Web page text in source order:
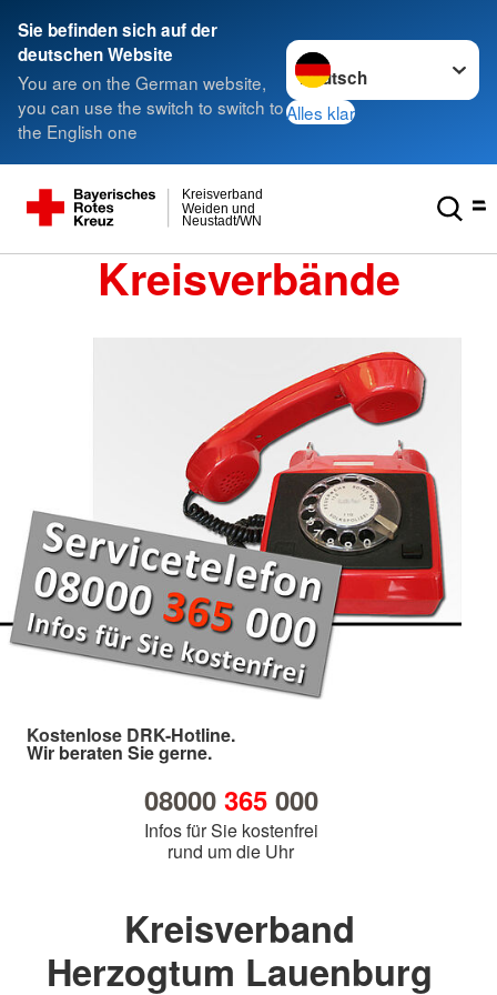
Sie befinden sich auf der
deutschen Website
You are on the German website,
you can use the switch to switch to
the English one
Sprache wechseln zu
Alles klar
Neustadt/WN
Weiden und
Kreisverband
Kreisverbände
Kostenlose DRK-Hotline.
Wir beraten Sie gerne.
08000 365000
Infos für Sie kostenfrei
rund um die Uhr
Kreisverband
Herzogtum Lauenburg